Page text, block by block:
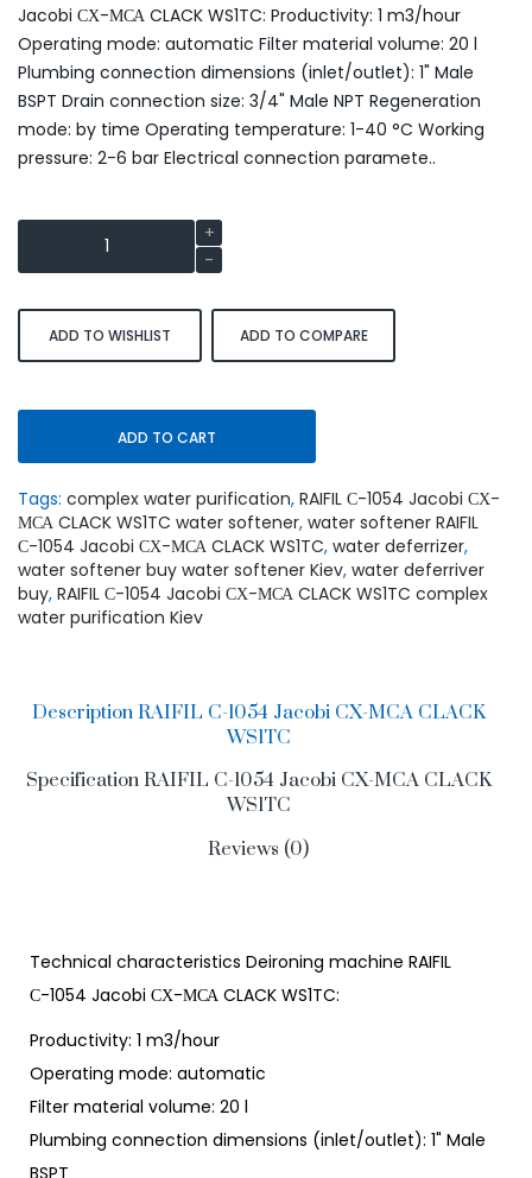
Jacobi СХ-МСА CLACK WS1TC: Productivity: 1 m3/hour
Operating mode: automatic Filter material volume: 20 l
Plumbing connection dimensions (inlet/outlet): 1" Male
BSPT Drain connection size: 3/4" Male NPT Regeneration
mode: by time Operating temperature: 1-40 °C Working
pressure: 2-6 bar Electrical connection paramete..
ADD TO WISHLIST ADD TO COMPARE
ADD TO CART
Tags: complex water purification, RAIFIL С-1054 Jacobi СХ-
МСА CLACK WS1TC water softener, water softener RAIFIL
С-1054 Jacobi СХ-МСА CLACK WS1TC, water deferrizer,
water softener buy water softener Kiev, water deferriver
buy, RAIFIL С-1054 Jacobi СХ-МСА CLACK WS1TC complex
water purification Kiev
Description RAIFIL С-1054 Jacobi СХ-МСА CLACK
WS1TC
Specification RAIFIL С-1054 Jacobi СХ-МСА CLACK
WS1TC
Reviews (0)
Technical characteristics Deironing machine RAIFIL
С-1054 Jacobi СХ-МСА CLACK WS1TC:
Productivity: 1 m3/hour
Operating mode: automatic
Filter material volume: 20 l
Plumbing connection dimensions (inlet/outlet): 1" Male
BSPT